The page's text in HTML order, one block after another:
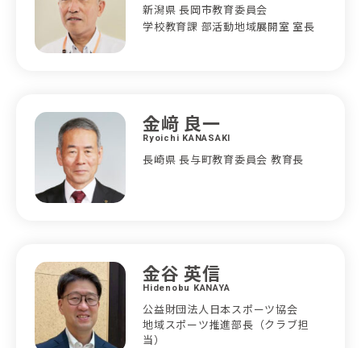
新潟県 長岡市教育委員会
学校教育課 部活動地域展開室 室長
金﨑 良一
Ryoichi KANASAKI
長崎県 長与町教育委員会 教育長
金谷 英信
Hidenobu KANAYA
公益財団法人日本スポーツ協会
地域スポーツ推進部長（クラブ担
当）